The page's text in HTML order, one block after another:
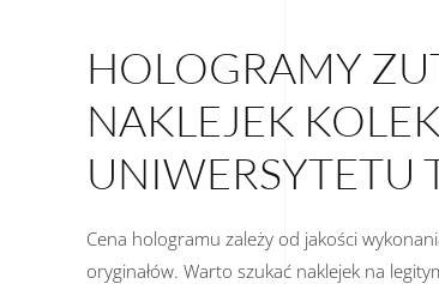
HOLOGRAMY
NAKLEJEK
Cena hologramu zależy od jakości
oryginałów. Warto szukać naklejek na